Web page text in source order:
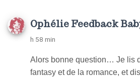
Ophélie Feedback
h 58 min
Alors bonne question… Je lis
fantasy et de la romance, et